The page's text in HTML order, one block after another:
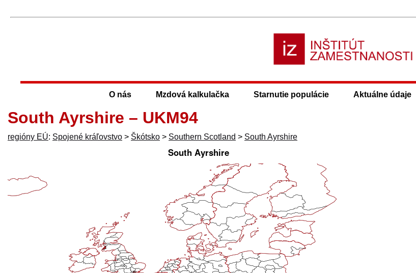
O nás Mzdová kalkulačka Starnutie populácie Aktuálne údaje
South Ayrshire – UKM94
regióny EÚ: Spojené kráľovstvo > Škótsko > Southern Scotland > South Ayrshire